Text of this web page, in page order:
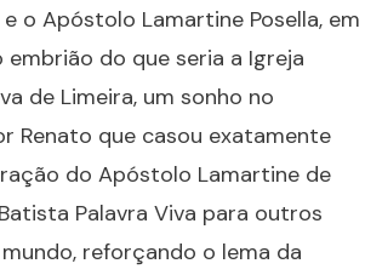
o Apóstolo Lamartine Posella, em
do que seria a Igreja
de Limeira, um sonho no
Renato que casou exatamente
do Apóstolo Lamartine de
Palavra Viva para outros
reforçando o lema da